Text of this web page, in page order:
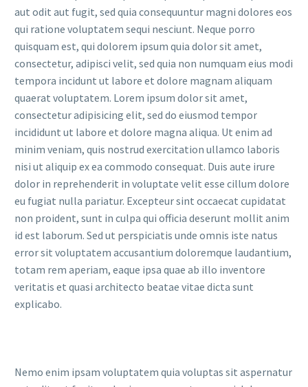
aut odit aut fugit, sed quia consequuntur magni dolores eos
qui ratione voluptatem sequi nesciunt. Neque porro
quisquam est, qui dolorem ipsum quia dolor sit amet,
consectetur, adipisci velit, sed quia non numquam eius modi
tempora incidunt ut labore et dolore magnam aliquam
quaerat voluptatem. Lorem ipsum dolor sit amet,
consectetur adipisicing elit, sed do eiusmod tempor
incididunt ut labore et dolore magna aliqua. Ut enim ad
minim veniam, quis nostrud exercitation ullamco laboris
nisi ut aliquip ex ea commodo consequat. Duis aute irure
dolor in reprehenderit in voluptate velit esse cillum dolore
eu fugiat nulla pariatur. Excepteur sint occaecat cupidatat
non proident, sunt in culpa qui officia deserunt mollit anim
id est laborum. Sed ut perspiciatis unde omnis iste natus
error sit voluptatem accusantium doloremque laudantium,
totam rem aperiam, eaque ipsa quae ab illo inventore
veritatis et quasi architecto beatae vitae dicta sunt
explicabo.
Nemo enim ipsam voluptatem quia voluptas sit aspernatur